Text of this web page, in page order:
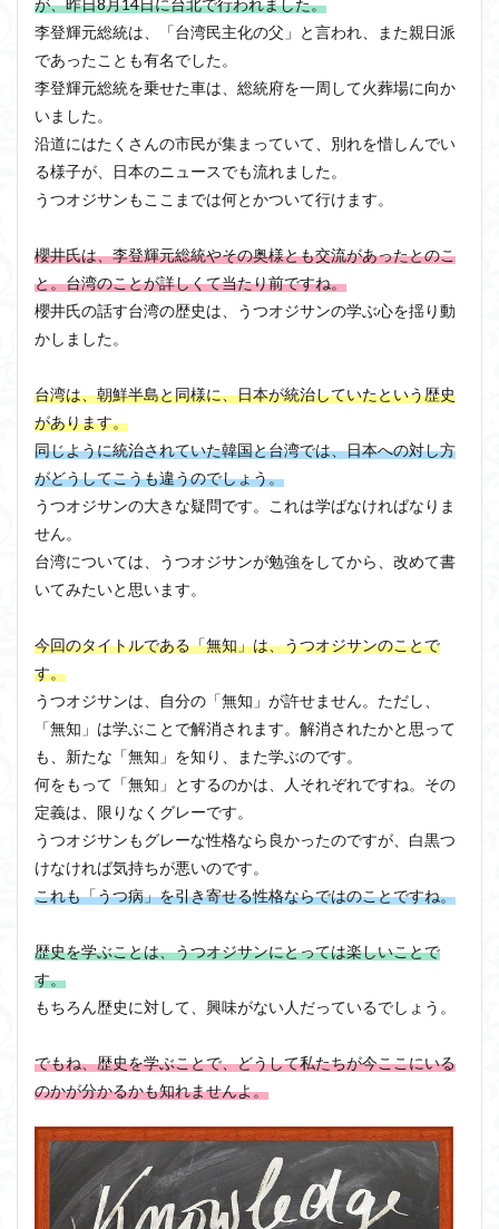
が、昨日8月14日に台北で行われました。
李登輝元総統は、「台湾民主化の父」と言われ、また親日派
であったことも有名でした。
李登輝元総統を乗せた車は、総統府を一周して火葬場に向か
いました。
沿道にはたくさんの市民が集まっていて、別れを惜しんでい
る様子が、日本のニュースでも流れました。
うつオジサンもここまでは何とかついて行けます。
櫻井氏は、李登輝元総統やその奥様とも交流があったとのこ
と。台湾のことが詳しくて当たり前ですね。
櫻井氏の話す台湾の歴史は、うつオジサンの学ぶ心を揺り動
かしました。
台湾は、朝鮮半島と同様に、日本が統治していたという歴史
があります。
同じように統治されていた韓国と台湾では、日本への対し方
がどうしてこうも違うのでしょう。
うつオジサンの大きな疑問です。これは学ばなければなりま
せん。
台湾については、うつオジサンが勉強をしてから、改めて書
いてみたいと思います。
今回のタイトルである「無知」は、うつオジサンのことで
す。
うつオジサンは、自分の「無知」が許せません。ただし、
「無知」は学ぶことで解消されます。解消されたかと思って
も、新たな「無知」を知り、また学ぶのです。
何をもって「無知」とするのかは、人それぞれですね。その
定義は、限りなくグレーです。
うつオジサンもグレーな性格なら良かったのですが、白黒つ
けなければ気持ちが悪いのです。
これも「うつ病」を引き寄せる性格ならではのことですね。
歴史を学ぶことは、うつオジサンにとっては楽しいことで
す。
もちろん歴史に対して、興味がない人だっているでしょう。
でもね、歴史を学ぶことで、どうして私たちが今ここにいる
のかが分かるかも知れませんよ。